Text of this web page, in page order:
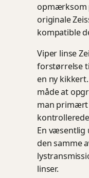
opmærksom
originale
kompatible
Viper linse
forstørrelse
en ny
måde at
man primært
En væsentlig
den samme
linser.